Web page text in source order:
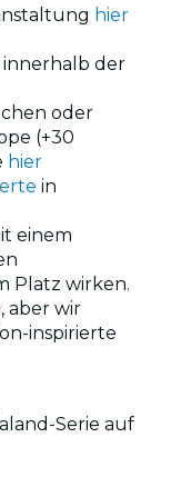
hier
innerhalb der
oder
(+30
hier
in
einem
Platz wirken.
aber wir
inspirierte
Serie auf